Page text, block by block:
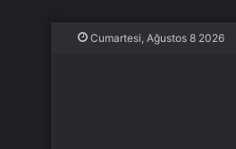
Cumartesi, Ağustos 8 2026